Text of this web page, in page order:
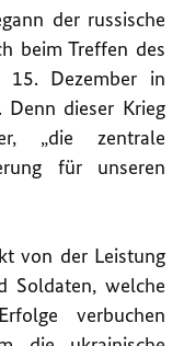
der russische
beim Treffen des
15. Dezember in
dieser Krieg
„die zentrale
für unseren
von der Leistung
Soldaten, welche
verbuchen